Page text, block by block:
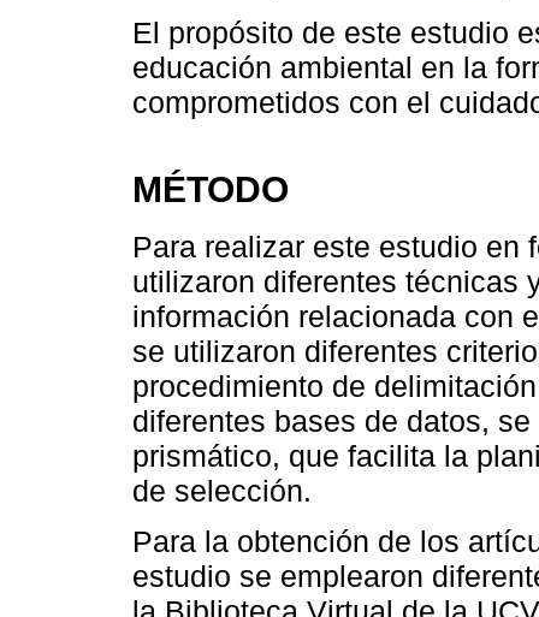
El propósito de este estudio
educación ambiental en la
comprometidos con el
MÉTODO
Para realizar este estudio en
utilizaron diferentes técnicas
información relacionada con
se utilizaron diferentes
procedimiento de
diferentes bases de datos,
prismático, que facilita la
de selección.
Para la obtención de los
estudio se emplearon